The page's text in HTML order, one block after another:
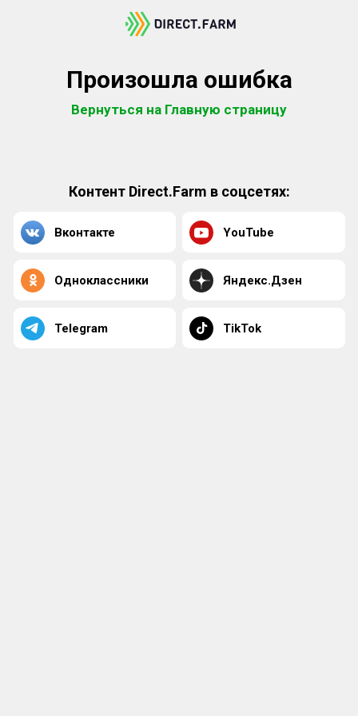
Произошла ошибка
Вернуться на Главную страницу
Контент Direct.Farm в соцсетях:
Вконтакте YouTube
Одноклассники Яндекс.Дзен
Telegram TikTok